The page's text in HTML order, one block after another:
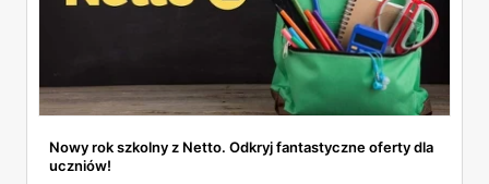
Nowy rok szkolny z Netto. Odkryj fantastyczne oferty dla
uczniów!